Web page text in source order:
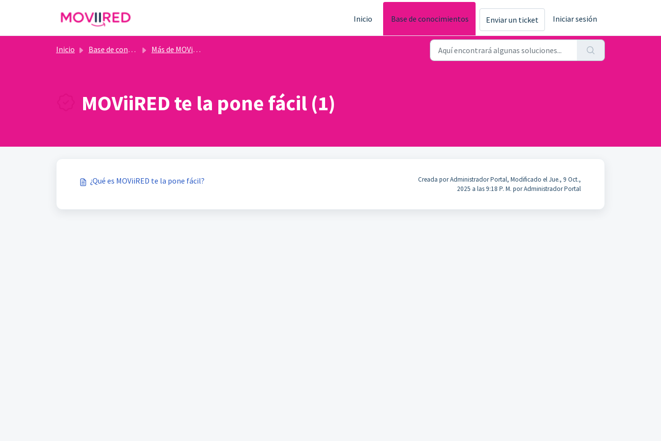
Inicio
Base de conocimientos Enviar un ticket Iniciar sesión
Inicio Base de conocimientos Más de MOViiRED
MOViiRED te la pone fácil (1)
¿Qué es MOViiRED te la pone fácil?
Creada por Administrador Portal, Modificado el Jue., 9 Oct.,
2025 a las 9:18 P. M. por Administrador Portal